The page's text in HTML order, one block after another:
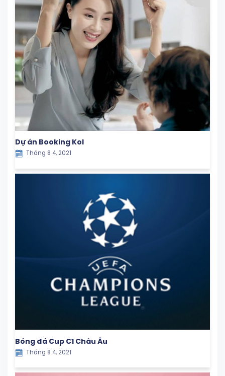
Dự án Booking Kol
Tháng 8 4, 2021
Bóng đá Cup C1 Châu Âu
Tháng 8 4, 2021